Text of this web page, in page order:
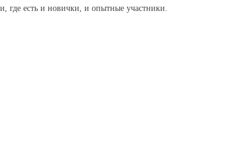
где есть и новички, и опытные участники.